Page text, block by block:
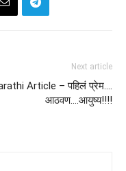
Next article
Article – पहिलं प्रेम….
आठवण….आयुष्य!!!!